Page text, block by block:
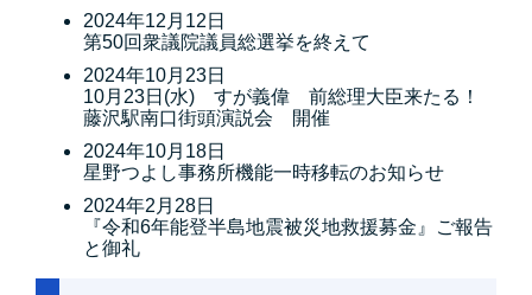
2024年12月12日
第50回衆議院議員総選挙を終えて
2024年10月23日
10月23日(水) すが義偉 前総理大臣来たる！
藤沢駅南口街頭演説会 開催
2024年10月18日
星野つよし事務所機能一時移転のお知らせ
2024年2月28日
『令和6年能登半島地震被災地救援募金』ご報告
と御礼